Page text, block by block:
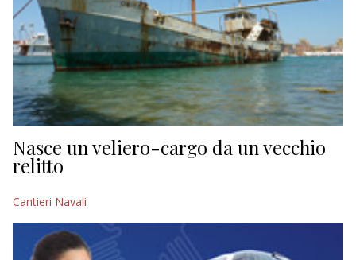
Nasce un veliero-cargo da un vecchio
relitto
Cantieri Navali